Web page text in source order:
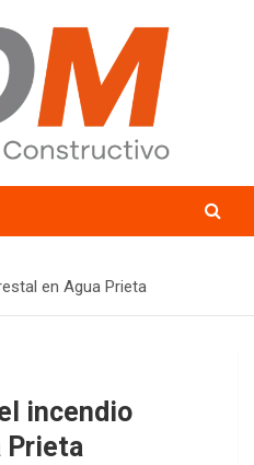
en Agua Prieta
incendio
Prieta